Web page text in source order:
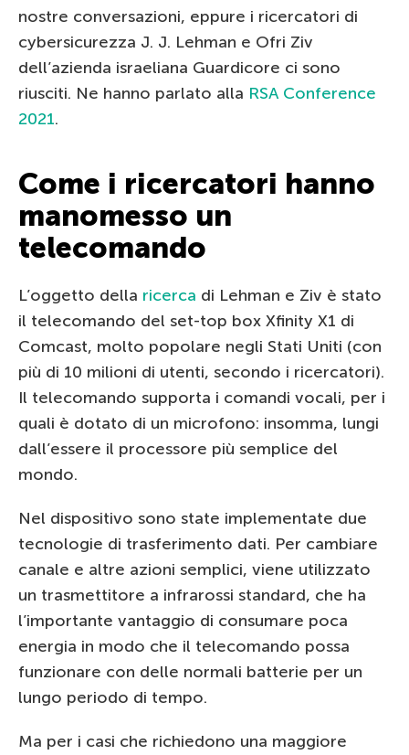
nostre conversazioni, eppure i ricercatori di
cybersicurezza J. J. Lehman e Ofri Ziv
dell’azienda israeliana Guardicore ci sono
riusciti. Ne hanno parlato alla RSA Conference
2021.
Come i ricercatori hanno
manomesso un
telecomando
L’oggetto della ricerca di Lehman e Ziv è stato
il telecomando del set-top box Xfinity X1 di
Comcast, molto popolare negli Stati Uniti (con
più di 10 milioni di utenti, secondo i ricercatori).
Il telecomando supporta i comandi vocali, per i
quali è dotato di un microfono: insomma, lungi
dall’essere il processore più semplice del
mondo.
Nel dispositivo sono state implementate due
tecnologie di trasferimento dati. Per cambiare
canale e altre azioni semplici, viene utilizzato
un trasmettitore a infrarossi standard, che ha
l’importante vantaggio di consumare poca
energia in modo che il telecomando possa
funzionare con delle normali batterie per un
lungo periodo di tempo.
Ma per i casi che richiedono una maggiore